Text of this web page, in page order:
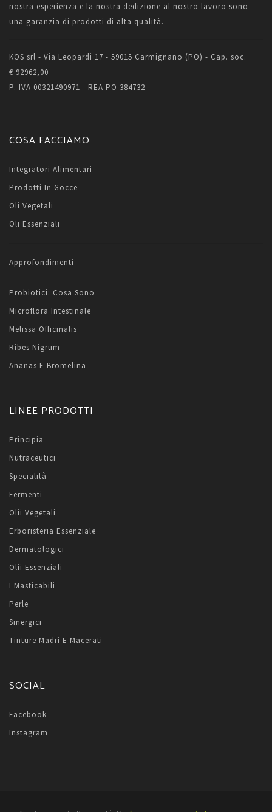
nostra esperienza e la nostra dedizione al nostro lavoro sono
una garanzia di prodotti di alta qualità.
KOS srl - Via Leopardi 17 - 59015 Carmignano (PO) - Cap. soc.
€ 92962,00
P. IVA 00321490971 - REA PO 384732
COSA FACCIAMO
Integratori Alimentari
Prodotti In Gocce
Oli Vegetali
Oli Essenziali
Approfondimenti
Probiotici: Cosa Sono
Microflora Intestinale
Melissa Officinalis
Ribes Nigrum
Ananas E Bromelina
LINEE PRODOTTI
Principia
Nutraceutici
Specialità
Fermenti
Olii Vegetali
Erboristeria Essenziale
Dermatologici
Olii Essenziali
I Masticabili
Perle
Sinergici
Tinture Madri E Macerati
SOCIAL
Facebook
Instagram